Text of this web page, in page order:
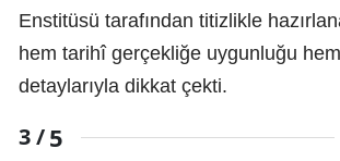
Enstitüsü tarafından titizlikle
hem tarihî gerçekliğe uygunluğu
detaylarıyla dikkat çekti.
3 /5